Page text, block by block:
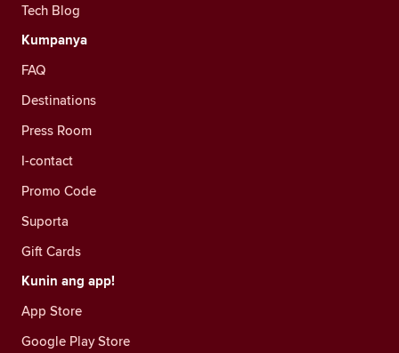
Tech Blog
Kumpanya
FAQ
Destinations
Press Room
I-contact
Promo Code
Suporta
Gift Cards
Kunin ang app!
App Store
Google Play Store